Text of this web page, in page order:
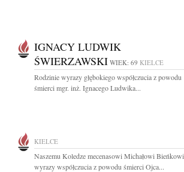
IGNACY LUDWIK
ŚWIERZAWSKI WIEK: 69 KIELCE
Rodzinie wyrazy głębokiego współczucia z powodu
śmierci mgr. inż. Ignacego Ludwika...
KIELCE
Naszemu Koledze mecenasowi Michałowi Bieńkowi
wyrazy współczucia z powodu śmierci Ojca...